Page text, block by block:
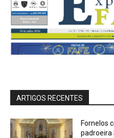
ARTIGOS RECENTES
Fornelos
padroeira